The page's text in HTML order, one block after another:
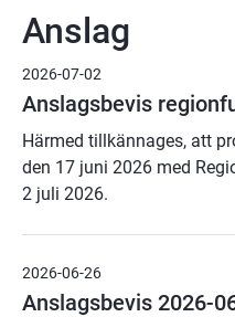
Anslag
2026-07-02
Anslagsbevis
Härmed tillkännages, att
den 17 juni 2026 med
2 juli 2026.
2026-06-26
Anslagsbevis 2026-